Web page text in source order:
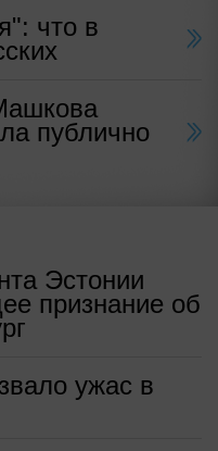
что в
публично
Эстонии
признание об
ужас в